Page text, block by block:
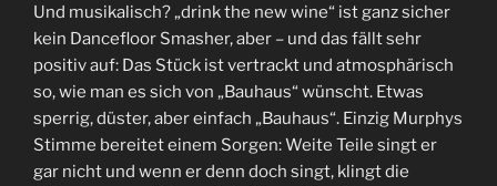
Und musikalisch? „drink the new wine“ ist ganz sicher
kein Dancefloor Smasher, aber – und das fällt sehr
positiv auf: Das Stück ist vertrackt und atmosphärisch
so, wie man es sich von „Bauhaus“ wünscht. Etwas
sperrig, düster, aber einfach „Bauhaus“. Einzig Murphys
Stimme bereitet einem Sorgen: Weite Teile singt er
gar nicht und wenn er denn doch singt, klingt die